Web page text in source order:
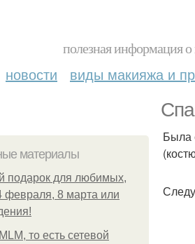
полезная информация
новости виды макияжа и
материалы
подарок для любимых,
февраля, 8 марта или
то есть сетевой
Была